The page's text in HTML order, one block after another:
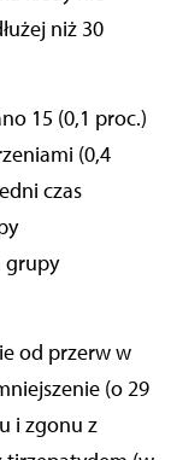
niż 30
15 (0,1 proc.)
(0,4
czas
grupy
od przerw w
(o 29
i zgonu z